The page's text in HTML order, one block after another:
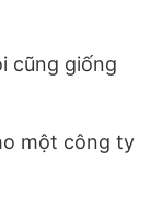
cũng giống
một công ty